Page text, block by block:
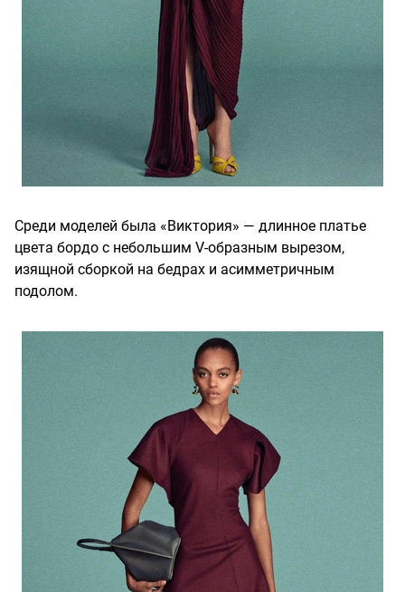
Среди моделей была «Виктория» — длинное платье
цвета бордо с небольшим V-образным вырезом,
изящной сборкой на бедрах и асимметричным
подолом.